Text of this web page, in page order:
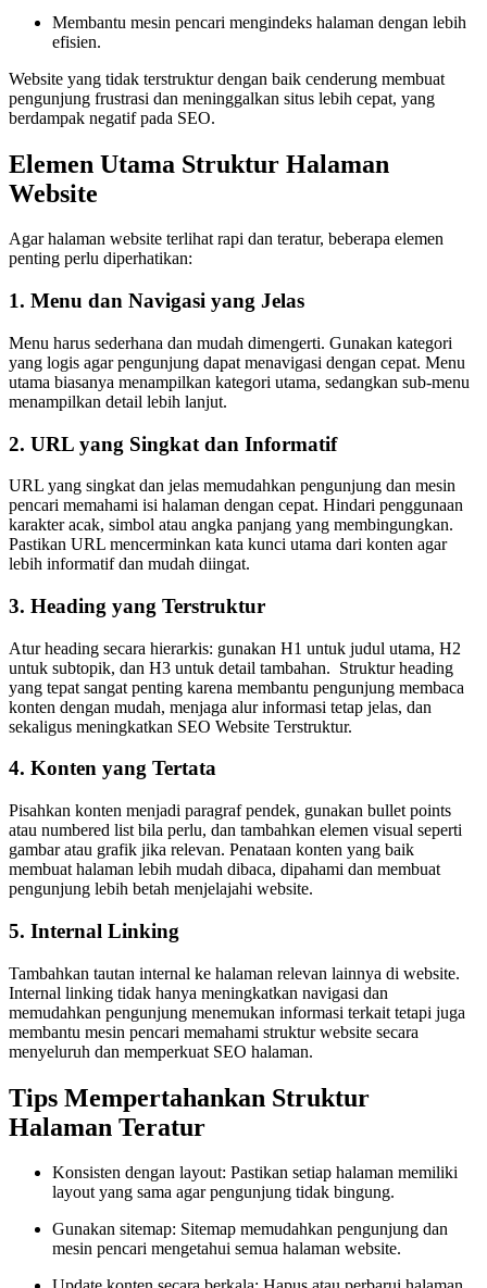
Membantu mesin pencari mengindeks halaman dengan lebih
efisien.
Website yang tidak terstruktur dengan baik cenderung membuat
pengunjung frustrasi dan meninggalkan situs lebih cepat, yang
berdampak negatif pada SEO.
Elemen Utama Struktur Halaman
Website
Agar halaman website terlihat rapi dan teratur, beberapa elemen
penting perlu diperhatikan:
1. Menu dan Navigasi yang Jelas
Menu harus sederhana dan mudah dimengerti. Gunakan kategori
yang logis agar pengunjung dapat menavigasi dengan cepat. Menu
utama biasanya menampilkan kategori utama, sedangkan sub-menu
menampilkan detail lebih lanjut.
2. URL yang Singkat dan Informatif
URL yang singkat dan jelas memudahkan pengunjung dan mesin
pencari memahami isi halaman dengan cepat. Hindari penggunaan
karakter acak, simbol atau angka panjang yang membingungkan.
Pastikan URL mencerminkan kata kunci utama dari konten agar
lebih informatif dan mudah diingat.
3. Heading yang Terstruktur
Atur heading secara hierarkis: gunakan H1 untuk judul utama, H2
untuk subtopik, dan H3 untuk detail tambahan. Struktur heading
yang tepat sangat penting karena membantu pengunjung membaca
konten dengan mudah, menjaga alur informasi tetap jelas, dan
sekaligus meningkatkan SEO Website Terstruktur.
4. Konten yang Tertata
Pisahkan konten menjadi paragraf pendek, gunakan bullet points
atau numbered list bila perlu, dan tambahkan elemen visual seperti
gambar atau grafik jika relevan. Penataan konten yang baik
membuat halaman lebih mudah dibaca, dipahami dan membuat
pengunjung lebih betah menjelajahi website.
5. Internal Linking
Tambahkan tautan internal ke halaman relevan lainnya di website.
Internal linking tidak hanya meningkatkan navigasi dan
memudahkan pengunjung menemukan informasi terkait tetapi juga
membantu mesin pencari memahami struktur website secara
menyeluruh dan memperkuat SEO halaman.
Tips Mempertahankan Struktur
Halaman Teratur
Konsisten dengan layout: Pastikan setiap halaman memiliki
layout yang sama agar pengunjung tidak bingung.
Gunakan sitemap: Sitemap memudahkan pengunjung dan
mesin pencari mengetahui semua halaman website.